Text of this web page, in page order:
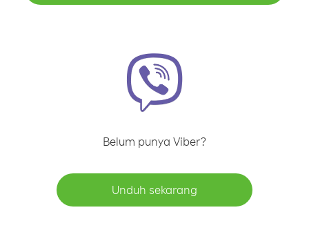
Belum punya Viber?
Unduh sekarang